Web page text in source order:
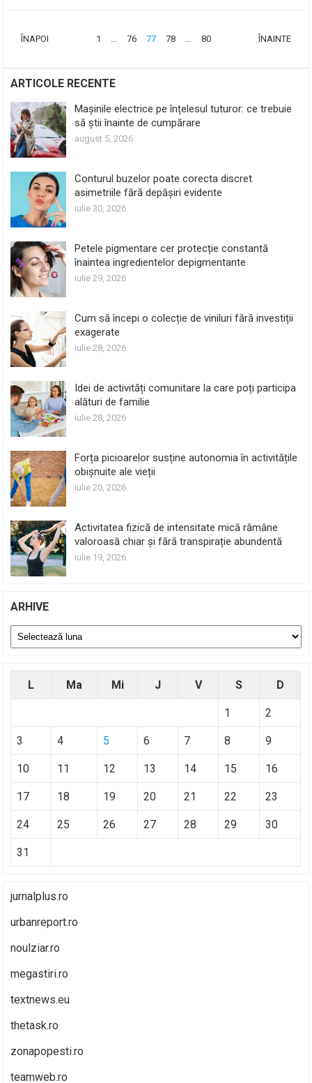
PAGINAȚIE
ÎNAPOI 1 … 76 77 78 … 80 ÎNAINTE
ARTICOLE RECENTE
Mașinile electrice pe înțelesul tuturor: ce trebuie
să știi înainte de cumpărare
august 5, 2026
Conturul buzelor poate corecta discret
asimetriile fără depășiri evidente
iulie 30, 2026
Petele pigmentare cer protecție constantă
înaintea ingredientelor depigmentante
iulie 29, 2026
Cum să începi o colecție de viniluri fără investiții
exagerate
iulie 28, 2026
Idei de activități comunitare la care poți participa
alături de familie
iulie 28, 2026
Forța picioarelor susține autonomia în activitățile
obișnuite ale vieții
iulie 20, 2026
Activitatea fizică de intensitate mică rămâne
valoroasă chiar și fără transpirație abundentă
iulie 19, 2026
ARHIVE
Arhive
L Ma Mi J V S D
1 2
3 4 5 6 7 8 9
10 11 12 13 14 15 16
17 18 19 20 21 22 23
24 25 26 27 28 29 30
31
jurnalplus.ro
urbanreport.ro
noulziar.ro
megastiri.ro
textnews.eu
thetask.ro
zonapopesti.ro
teamweb.ro